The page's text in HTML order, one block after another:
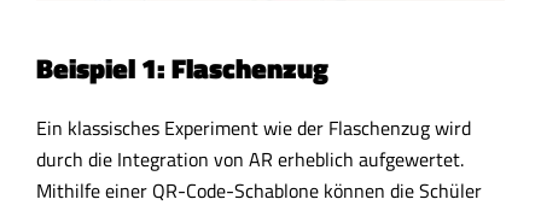
Beispiel 1: Flaschenzug
Ein klassisches Experiment wie der Flaschenzug wird
durch die Integration von AR erheblich aufgewertet.
Mithilfe einer QR-Code-Schablone können die Schüler